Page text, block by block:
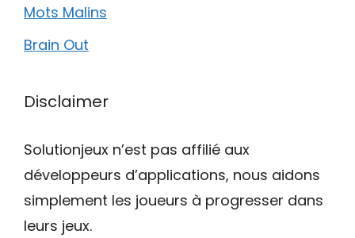
Mots Malins
Brain Out
Disclaimer
Solutionjeux n’est pas affilié aux
développeurs d’applications, nous aidons
simplement les joueurs à progresser dans
leurs jeux.